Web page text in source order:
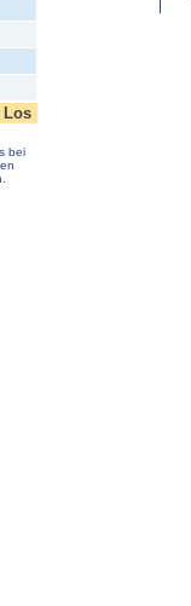
Los
bei